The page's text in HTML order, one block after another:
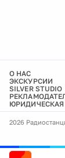
О НАС
ЭКСКУРСИИ
SILVER STUDIO
2026